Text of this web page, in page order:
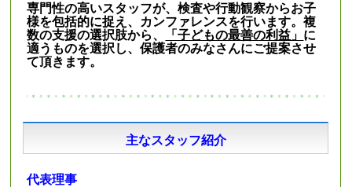
専門性の高いスタッフが、検査や行動観察からお子
様を包括的に捉え、カンファレンスを行います。複
数の支援の選択肢から、
「子どもの最善の利益」 に
適うものを選択し、保護者のみなさんにご提案させ
て頂きます。
主なスタッフ紹介
代表理事